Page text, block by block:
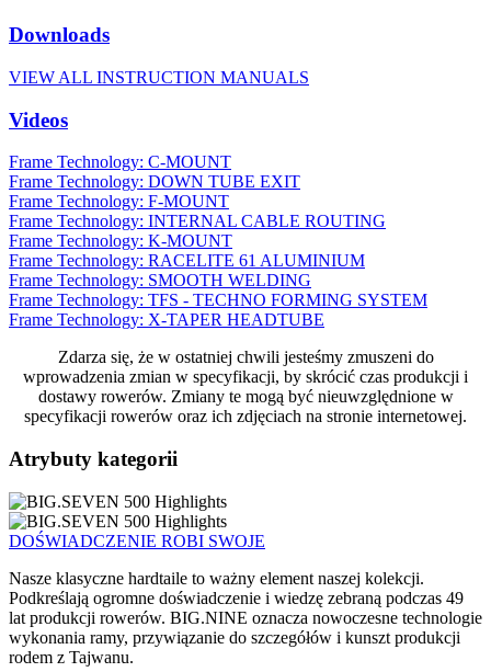
Downloads
VIEW ALL INSTRUCTION MANUALS
Videos
Frame Technology: C-MOUNT
Frame Technology: DOWN TUBE EXIT
Frame Technology: F-MOUNT
Frame Technology: INTERNAL CABLE ROUTING
Frame Technology: K-MOUNT
Frame Technology: RACELITE 61 ALUMINIUM
Frame Technology: SMOOTH WELDING
Frame Technology: TFS - TECHNO FORMING SYSTEM
Frame Technology: X-TAPER HEADTUBE
Zdarza się, że w ostatniej chwili jesteśmy zmuszeni do
wprowadzenia zmian w specyfikacji, by skrócić czas produkcji i
dostawy rowerów. Zmiany te mogą być nieuwzględnione w
specyfikacji rowerów oraz ich zdjęciach na stronie internetowej.
Atrybuty kategorii
DOŚWIADCZENIE ROBI SWOJE
Nasze klasyczne hardtaile to ważny element naszej kolekcji.
Podkreślają ogromne doświadczenie i wiedzę zebraną podczas 49
lat produkcji rowerów. BIG.NINE oznacza nowoczesne technologie
wykonania ramy, przywiązanie do szczegółów i kunszt produkcji
rodem z Tajwanu.